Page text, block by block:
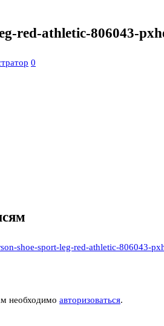
red-athletic-806043-
0
shoe-sport-leg-red-athletic-806043-
необходимо авторизоваться.